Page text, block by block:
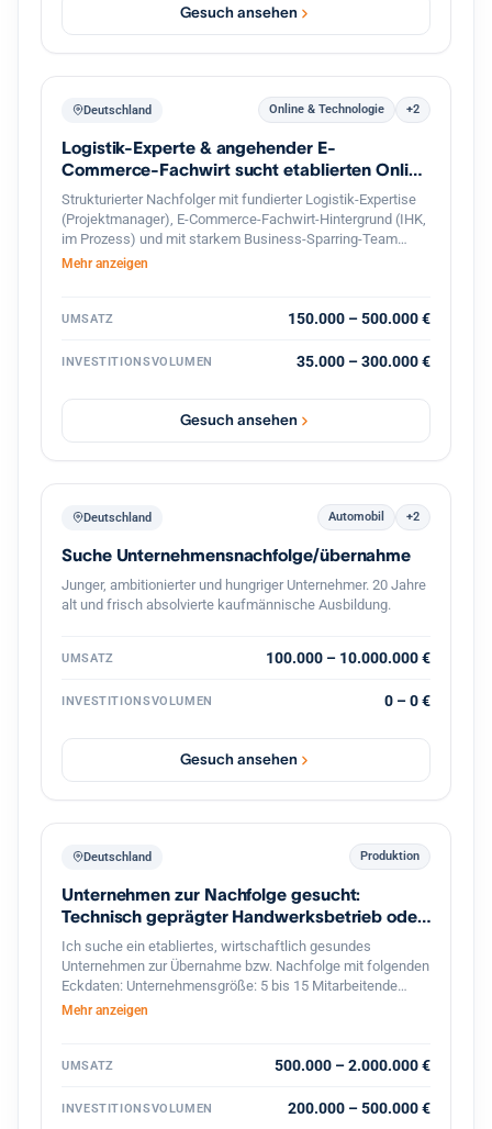
flexibel, partnerschaftlich Management: Altgesellschafter
gerne weiter aktiv
Gesuch ansehen
Deutschland Online & Technologie +2
Logistik-Experte & angehender E-
Commerce-Fachwirt sucht etablierten Online
Shop
Strukturierter Nachfolger mit fundierter Logistik-Expertise
(Projektmanager), E-Commerce-Fachwirt-Hintergrund (IHK,
im Prozess) und mit starkem Business-Sparring-Team
Unterstützung, sucht profitablen Online-Shop in
garantiert.
Mehr anzeigen
UMSATZ 150.000 – 500.000 €
INVESTITIONSVOLUMEN 35.000 – 300.000 €
Gesuch ansehen
Deutschland Automobil +2
Suche Unternehmensnachfolge/übernahme
Junger, ambitionierter und hungriger Unternehmer. 20 Jahre
alt und frisch absolvierte kaufmännische Ausbildung.
UMSATZ 100.000 – 10.000.000 €
INVESTITIONSVOLUMEN 0 – 0 €
Gesuch ansehen
Deutschland Produktion
Unternehmen zur Nachfolge gesucht:
Technisch geprägter Handwerksbetrieb oder
KMU
Ich suche ein etabliertes, wirtschaftlich gesundes
Unternehmen zur Übernahme bzw. Nachfolge mit folgenden
Eckdaten: Unternehmensgröße: 5 bis 15 Mitarbeitende
Umsatz: etwa 800.000 bis 2 Mio. Euro Branche: Handwerk,
stabiler, möglichst diversifizierter Kundenstamm Produkte &
ersetzenden Technologien oder Leistungen Perspektive:
Mehr anzeigen
UMSATZ 500.000 – 2.000.000 €
INVESTITIONSVOLUMEN 200.000 – 500.000 €